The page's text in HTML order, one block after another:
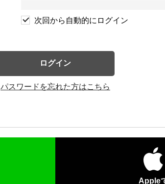
次回から自動的にログイン
ログイン
パスワードを忘れた方はこちら
Apple